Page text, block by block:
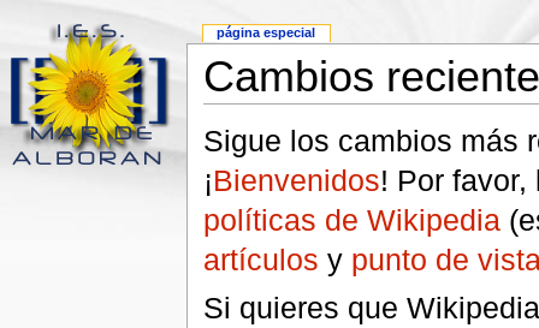
Cambios
Sigue los cambios más
¡Bienvenidos! Por
políticas de Wikipedia
artículos y punto de
Si quieres que
página especial